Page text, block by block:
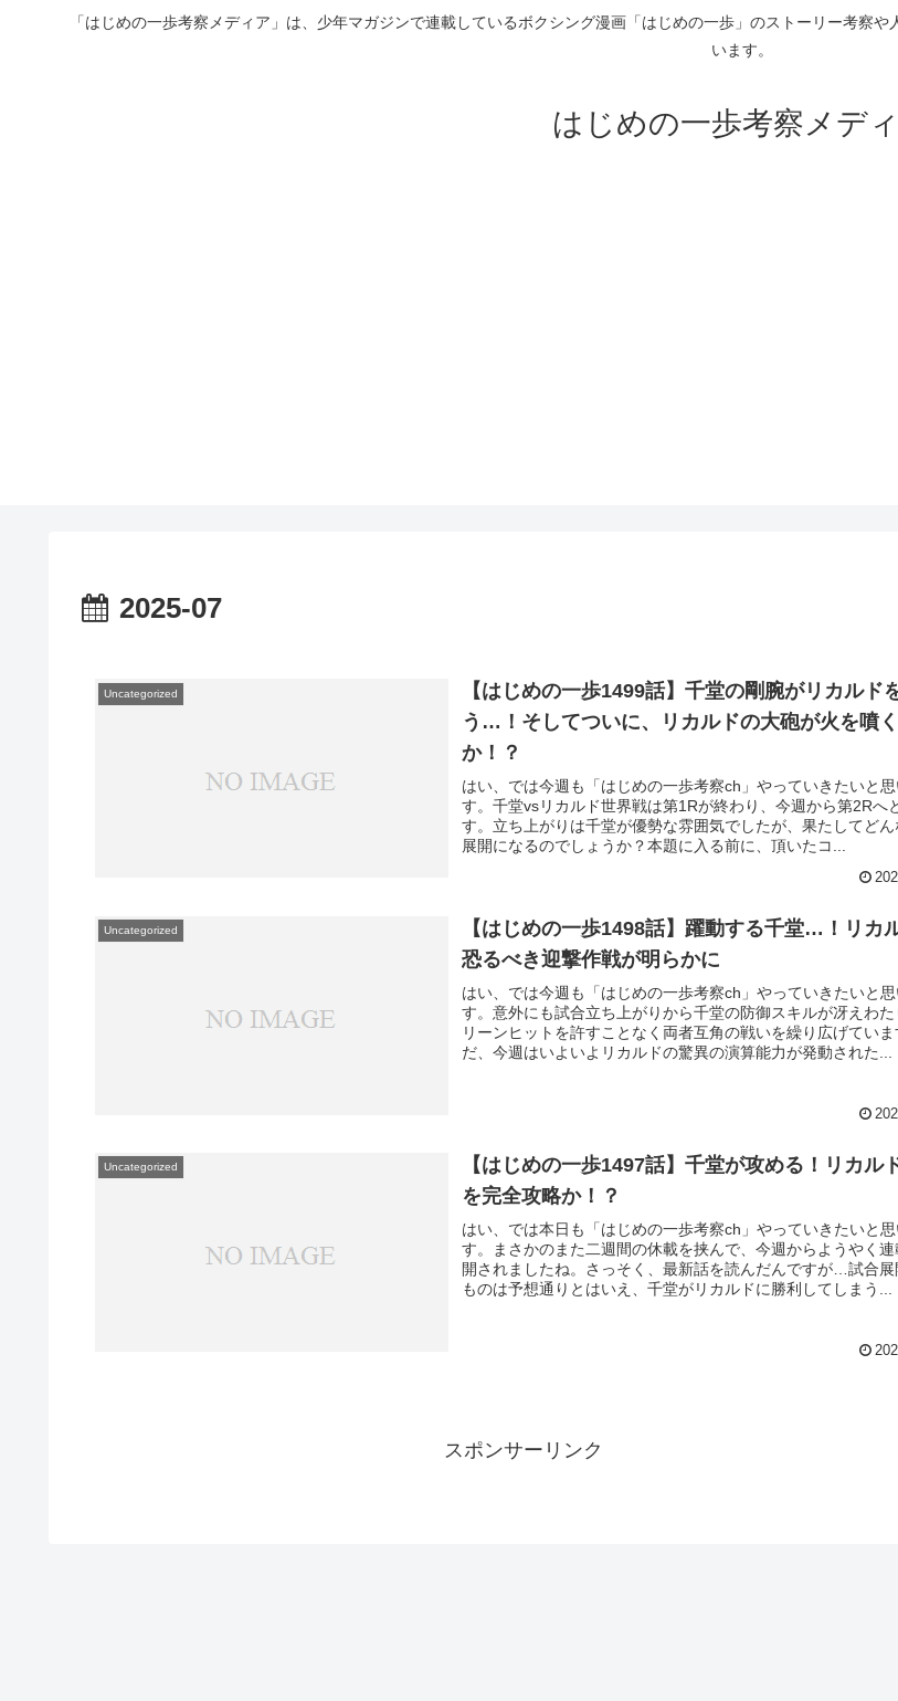
「はじめの一歩考察メディア」は、少年マガジンで連載しているボクシング漫画「はじめの一歩」のストーリー考察
います。
はじめの一歩考察メデ
2025-07
Uncategorized
【はじめの一歩1499話】千堂の剛腕がリカルド
う…！そしてついに、リカルドの大砲が火を噴く
か！？
はい、では今週も「はじめの一歩考察ch」やっていきたいと思
す。千堂vsリカルド世界戦は第1Rが終わり、今週から第2Rへ
す。立ち上がりは千堂が優勢な雰囲気でしたが、果たしてどん
展開になるのでしょうか？本題に入る前に、頂いたコ...
Uncategorized
【はじめの一歩1498話】躍動する千堂…！リカ
恐るべき迎撃作戦が明らかに
はい、では今週も「はじめの一歩考察ch」やっていきたいと思
す。意外にも試合立ち上がりから千堂の防御スキルが冴えわた
リーンヒットを許すことなく両者互角の戦いを繰り広げていま
だ、今週はいよいよリカルドの驚異の演算能力が発動された...
Uncategorized
【はじめの一歩1497話】千堂が攻める！リカル
を完全攻略か！？
はい、では本日も「はじめの一歩考察ch」やっていきたいと思
す。まさかのまた二週間の休載を挟んで、今週からようやく
開されましたね。さっそく、最新話を読んだんですが…試合展
ものは予想通りとはいえ、千堂がリカルドに勝利してしまう...
スポンサーリンク